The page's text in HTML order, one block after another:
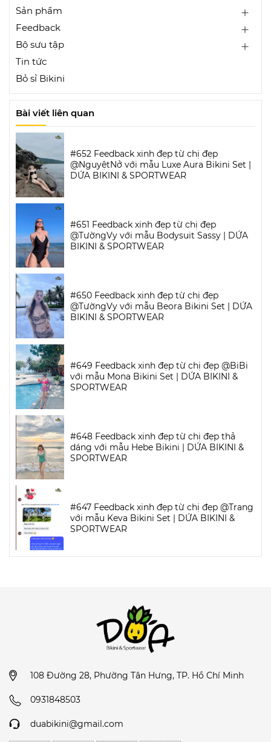
Sản phẩm
Feedback
Bộ sưu tập
Tin tức
Bỏ sỉ Bikini
Bài viết liên quan
#652 Feedback xinh đẹp từ chị đẹp
@NguyệtNở với mẫu Luxe Aura Bikini Set |
DỨA BIKINI & SPORTWEAR
#651 Feedback xinh đẹp từ chị đẹp
@TườngVy với mẫu Bodysuit Sassy | DỨA
BIKINI & SPORTWEAR
#650 Feedback xinh đẹp từ chị đẹp
@TườngVy với mẫu Beora Bikini Set | DỨA
BIKINI & SPORTWEAR
#649 Feedback xinh đẹp từ chị đẹp @BiBi
với mẫu Mona Bikini Set | DỨA BIKINI &
SPORTWEAR
#648 Feedback xinh đẹp từ chị đẹp thả
dáng với mẫu Hebe Bikini | DỨA BIKINI &
SPORTWEAR
#647 Feedback xinh đẹp từ chị đẹp @Trang
với mẫu Keva Bikini Set | DỨA BIKINI &
SPORTWEAR
108 Đường 28, Phường Tân Hưng, TP. Hồ Chí Minh
0931848503
duabikini@gmail.com